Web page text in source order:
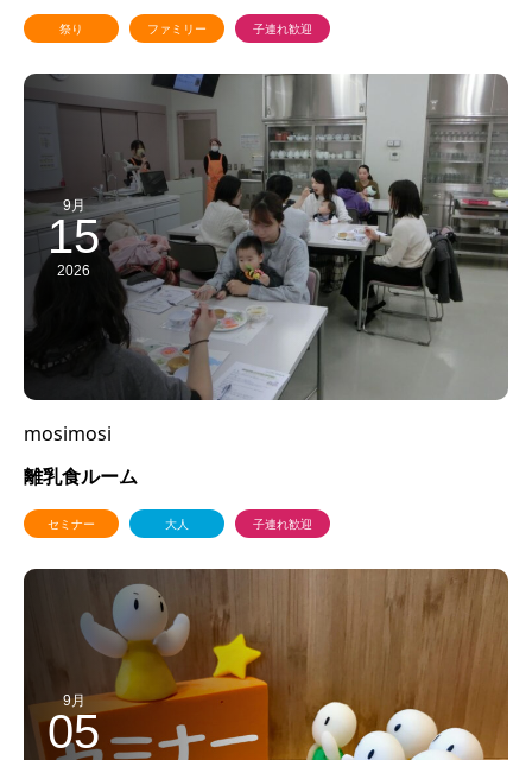
祭り ファミリー 子連れ歓迎
9月
15
2026
mosimosi
離乳食ルーム
セミナー 大人 子連れ歓迎
9月
05